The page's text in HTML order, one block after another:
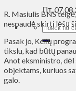
Пт,
R. Masiulis BNS
nespaudė skirti lėšų
Pasak jo, Kelių
tikslu, kad būtų
Anot eksministro, dėl
objektams, kuriuos
galo.